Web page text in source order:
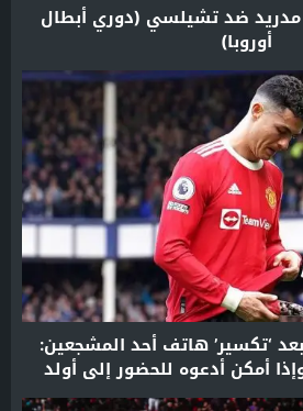
مدريد ضد تشيلسي (دوري أبطال
أوروبا)
‘تكسير’ هاتف أحد المشجعين:
أمكن أدعوه للحضور إلى أولد
ترافورد!”